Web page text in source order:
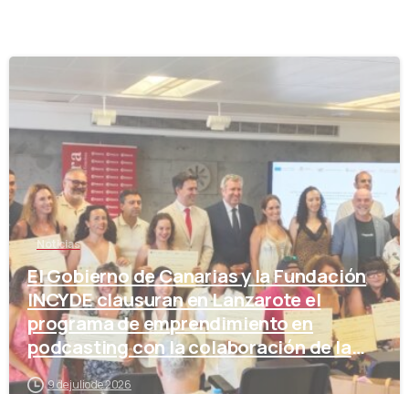
Noticias
El Gobierno de Canarias y la Fundación
INCYDE clausuran en Lanzarote el
programa de emprendimiento en
podcasting con la colaboración de la
Cámara de Comercio
9 de julio de 2026